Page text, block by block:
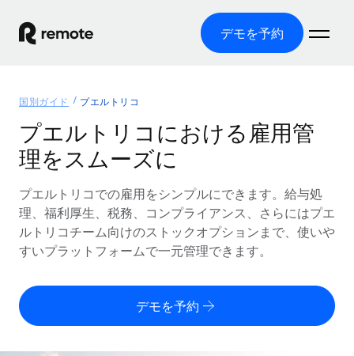
デモを予約
グローバル雇用
グローバル給与処理
コンプライアンス対応の給与処理を手軽に
Employer of Record（EOR）
グローバル展開をコストをかけずに実現
Contractor of Record
世界中の契約社員と法令を遵守して契約
ソリューション
各国の制度に対応
国別ガイド
/国別のグローバル雇用支援を検索する
Remoteを他社と比較
リソース
ツールと計算ツール
従業員コスト計算ツール
価格
English
国別ガイド プエルトリコ
プエルトリコにおける雇用管
理をスムーズに
プエルトリコでの雇用をシンプルにできます。給与処
理、福利厚生、税務、コンプライアンス、さらにはプエ
ルトリコチーム向けのストックオプションまで、使いや
すいプラットフォームで一元管理できます。
デモを予約